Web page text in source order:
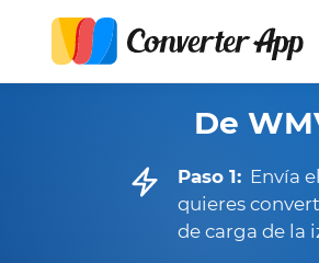
De
Paso 1: Envía
quieres
de carga de la